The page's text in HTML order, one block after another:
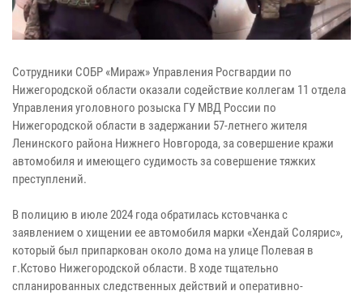
Сотрудники СОБР «Мираж» Управления Росгвардии по
Нижегородской области оказали содействие коллегам 11 отдела
Управления уголовного розыска ГУ МВД России по
Нижегородской области в задержании 57-летнего жителя
Ленинского района Нижнего Новгорода, за совершение кражи
автомобиля и имеющего судимость за совершение тяжких
преступлений.
В полицию в июле 2024 года обратилась кстовчанка с
заявлением о хищении ее автомобиля марки «Хендай Солярис»,
который был припаркован около дома на улице Полевая в
г.Кстово Нижегородской области. В ходе тщательно
спланированных следственных действий и оперативно-